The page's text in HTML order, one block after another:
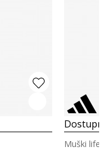
Muški